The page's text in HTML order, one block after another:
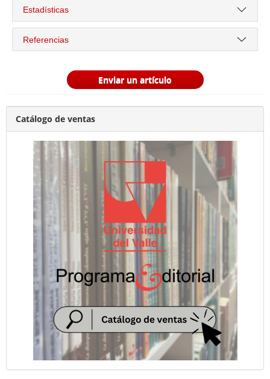
Estadísticas
Referencias
Enviar un artículo
Catálogo de ventas